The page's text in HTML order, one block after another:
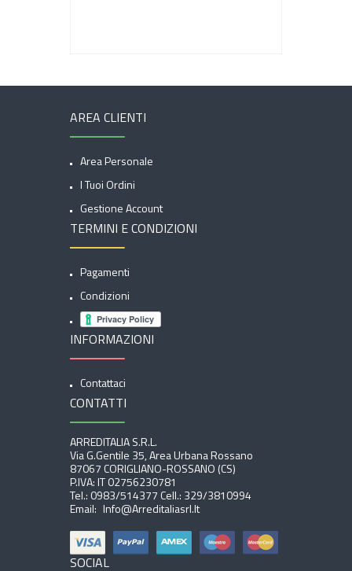
AREA CLIENTI
Area Personale
I Tuoi Ordini
Gestione Account
TERMINI E CONDIZIONI
Pagamenti
Condizioni
INFORMAZIONI
Contattaci
CONTATTI
ARREDITALIA S.r.l.
Via G.Gentile 35, Area Urbana Rossano
87067 CORIGLIANO-ROSSANO (CS)
P.IVA: IT 02756230781
Tel.: 0983/514377 Cell.: 329/3810994
Email: Info@arreditaliasrl.it
SOCIAL